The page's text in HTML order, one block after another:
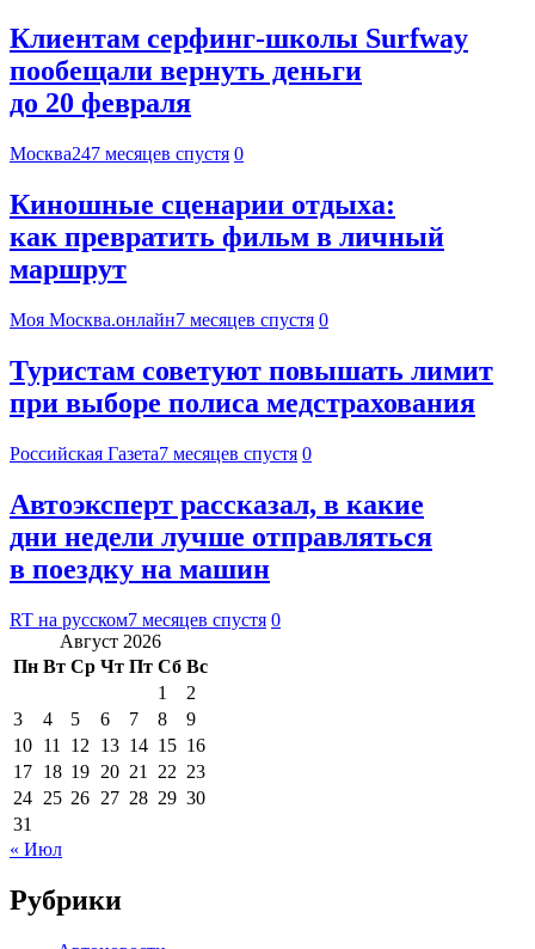
Клиентам серфинг-школы Surfway
пообещали вернуть деньги
до 20 февраля
Москва247 месяцев спустя 0
Киношные сценарии отдыха:
как превратить фильм в личный
маршрут
Моя Москва.онлайн7 месяцев спустя 0
Туристам советуют повышать лимит
при выборе полиса медстрахования
Российская Газета7 месяцев спустя 0
Автоэксперт рассказал, в какие
дни недели лучше отправляться
в поездку на машин
RT на русском7 месяцев спустя 0
Август 2026
Пн Вт Ср Чт Пт Сб Вс
1
2
3
4 5 6 7 8
9
10 11 12 13 14 15 16
17 18 19 20 21 22 23
24 25 26 27 28 29 30
31
« Июл
Рубрики